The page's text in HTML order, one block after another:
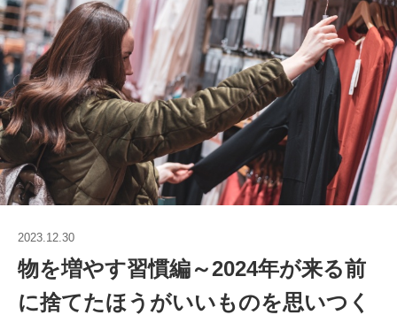
2023.12.30
物を増やす習慣編～2024年が来る前
に捨てたほうがいいものを思いつく